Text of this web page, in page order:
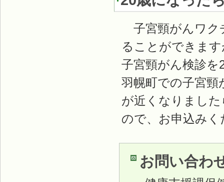
子宮頸がんワク
ることができま
子宮頸がん検診を
羽幌町での子宮頸
が近くなりまし
ので、お申込みく
お問い合わ